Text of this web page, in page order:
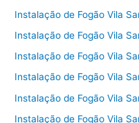
Instalação de Fogão Vila
Instalação de Fogão Vila
Instalação de Fogão Vila
Instalação de Fogão Vila
Instalação de Fogão Vila
Instalação de Fogão Vila